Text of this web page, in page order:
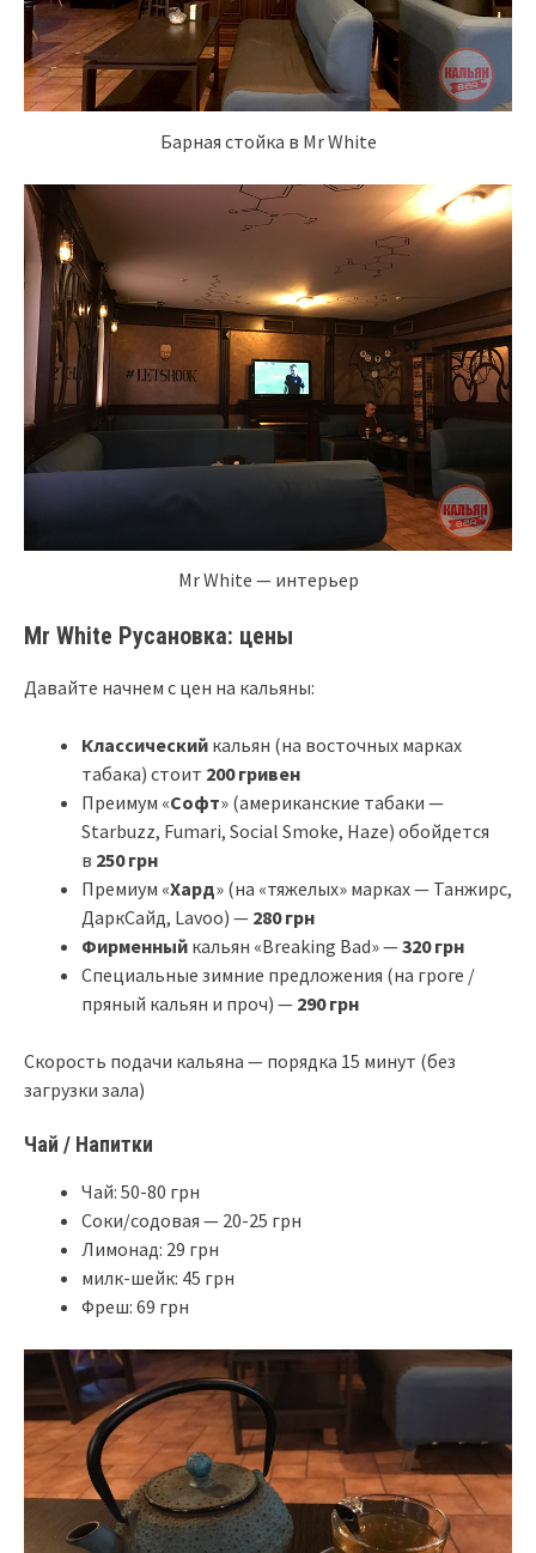
Барная стойка в Mr White
Mr White — интерьер
Mr White Русановка: цены
Давайте начнем с цен на кальяны:
Классический кальян (на восточных марках
табака) стоит 200 гривен
Преимум «Софт» (американские табаки —
Starbuzz, Fumari, Social Smoke, Haze) обойдется
в 250 грн
Премиум «Хард» (на «тяжелых» марках — Танжирс,
ДаркСайд, Lavoo) — 280 грн
Фирменный кальян «Breaking Bad» —320 грн
Специальные зимние предложения (на гроге /
пряный кальян и проч) — 290 грн
Скорость подачи кальяна — порядка 15 минут (без
загрузки зала)
Чай / Напитки
Чай: 50-80 грн
Соки/содовая — 20-25 грн
Лимонад: 29 грн
милк-шейк: 45 грн
Фреш: 69 грн